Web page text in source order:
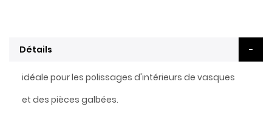
Détails
idéale pour les polissages d'intérieurs de vasques
et des pièces galbées.